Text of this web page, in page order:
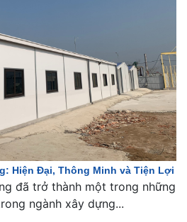
Hiện Đại, Thông Minh và Tiện Lợi
đã trở thành một trong những
ngành xây dựng...